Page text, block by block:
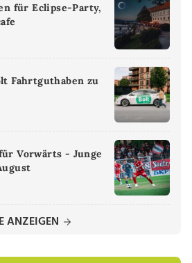
für Eclipse-Party,
Fahrtguthaben zu
Vorwärts - Junge
ANZEIGEN